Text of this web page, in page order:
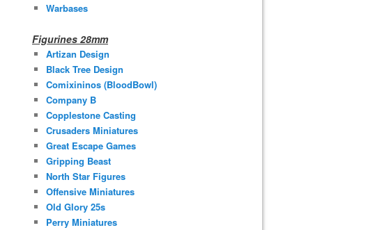
Warbases
Figurines 28mm
Artizan Design
Black Tree Design
Comixininos (BloodBowl)
Company B
Copplestone Casting
Crusaders Miniatures
Great Escape Games
Gripping Beast
North Star Figures
Offensive Miniatures
Old Glory 25s
Perry Miniatures